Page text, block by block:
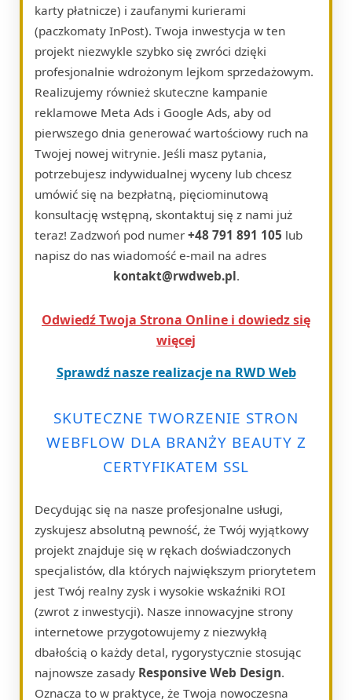
karty płatnicze) i zaufanymi kurierami
(paczkomaty InPost). Twoja inwestycja w ten
projekt niezwykle szybko się zwróci dzięki
profesjonalnie wdrożonym lejkom sprzedażowym.
Realizujemy również skuteczne kampanie
reklamowe Meta Ads i Google Ads, aby od
pierwszego dnia generować wartościowy ruch na
Twojej nowej witrynie. Jeśli masz pytania,
potrzebujesz indywidualnej wyceny lub chcesz
umówić się na bezpłatną, pięciominutową
konsultację wstępną, skontaktuj się z nami już
teraz! Zadzwoń pod numer +48 791 891 105 lub
napisz do nas wiadomość e-mail na adres
kontakt@rwdweb.pl.
Odwiedź Twoja Strona Online i dowiedz się
więcej
Sprawdź nasze realizacje na RWD Web
SKUTECZNE TWORZENIE STRON
WEBFLOW DLA BRANŻY BEAUTY Z
CERTYFIKATEM SSL
Decydując się na nasze profesjonalne usługi,
zyskujesz absolutną pewność, że Twój wyjątkowy
projekt znajduje się w rękach doświadczonych
specjalistów, dla których największym priorytetem
jest Twój realny zysk i wysokie wskaźniki ROI
(zwrot z inwestycji). Nasze innowacyjne strony
internetowe przygotowujemy z niezwykłą
dbałością o każdy detal, rygorystycznie stosując
najnowsze zasady Responsive Web Design.
Oznacza to w praktyce, że Twoja nowoczesna